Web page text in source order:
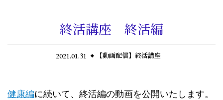
終活講座 終活編
2021.01.31 【動画配信】終活講座
健康編に続いて、終活編の動画を公開いたします。